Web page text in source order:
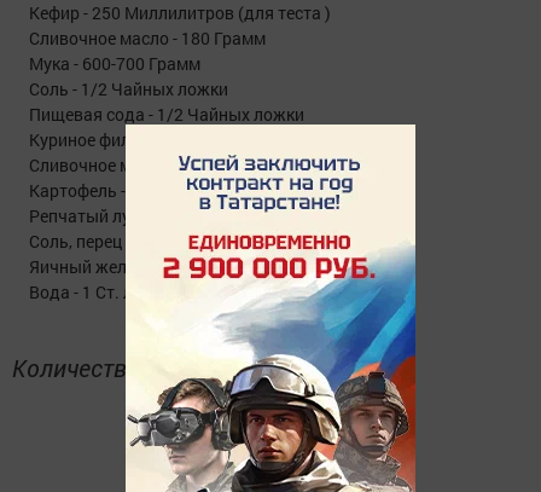
Кефир - 250 Миллилитров (для теста )
Сливочное масло - 180 Грамм
Мука - 600-700 Грамм
Соль - 1/2 Чайных ложки
Пищевая сода - 1/2 Чайных ложки
Куриное филе - 350-400 Грамм (начинка )
Сливочное масло - 30 Грамм
Картофель - 3-4 Штук
Репчатый лук - 2 Штуки
Соль, перец - По вкусу
Яичный желток - 1 Штука (для смазывания)
Вода - 1 Ст. ложка
Количество порций: 3-6